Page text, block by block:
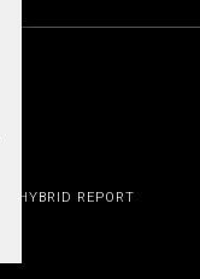
HYBRID REPORT